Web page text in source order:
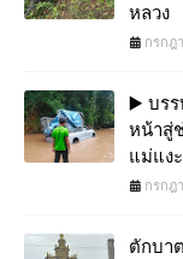
หลวง
กรกฎ
▶️ บรร
หน้าสู่
แม่แง
กรกฎ
ตักบา